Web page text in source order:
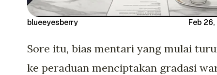
blueeyesberry Feb
Sore itu, bias mentari yang mulai
ke peraduan menciptakan gradasi